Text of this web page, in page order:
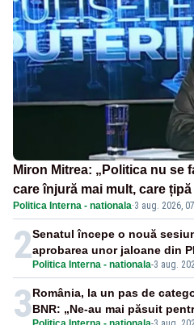
Miron Mitrea: „Politica nu se
care înjură mai mult, care
Politica Interna - nationala·3 aug. 2026,
2 Politica Interna - nationala-3 aug.
Senatul începe o nouă
aprobarea unor jaloane din
3România, la un pas de
BNR: „Ne-au mai păsuit